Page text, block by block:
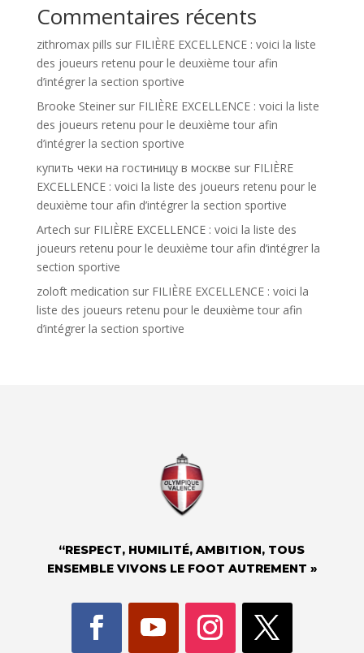
Commentaires récents
zithromax pills sur FILIÈRE EXCELLENCE : voici la liste
des joueurs retenu pour le deuxième tour afin
d’intégrer la section sportive
Brooke Steinersur FILIÈRE EXCELLENCE : voici la liste
des joueurs retenu pour le deuxième tour afin
d’intégrer la section sportive
купить чеки на гостиницу в москве sur FILIÈRE
EXCELLENCE : voici la liste des joueurs retenu pour le
deuxième tour afin d’intégrer la section sportive
Artech sur FILIÈRE EXCELLENCE : voici la liste des
joueurs retenu pour le deuxième tour afin d’intégrer la
section sportive
zoloft medication sur FILIÈRE EXCELLENCE : voici la
liste des joueurs retenu pour le deuxième tour afin
d’intégrer la section sportive
“RESPECT, HUMILITÉ, AMBITION, TOUS
ENSEMBLE VIVONS LE FOOT AUTREMENT »